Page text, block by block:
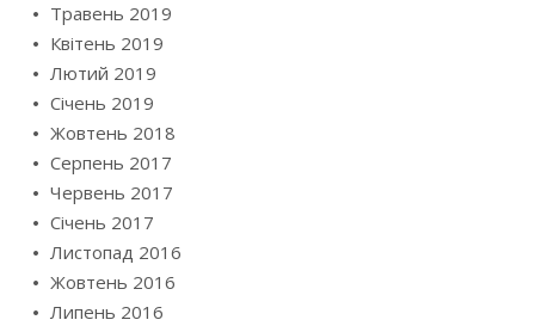
Травень 2019
Квітень 2019
Лютий 2019
Січень 2019
Жовтень 2018
Серпень 2017
Червень 2017
Січень 2017
Листопад 2016
Жовтень 2016
Липень 2016